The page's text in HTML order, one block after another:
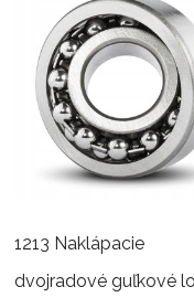
1213 Naklápacie
dvojradové guľkové